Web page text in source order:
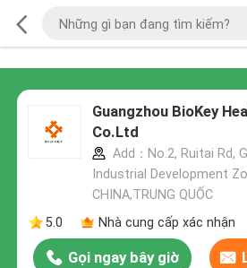
Guangzhou BioKey
Co.Ltd
Add：No.2, Ruitai Rd,
Industrial Development
CHINA,TRUNG QUỐC
5.0
Nhà cung cấp xác nhận
Gọi ngay bây giờ